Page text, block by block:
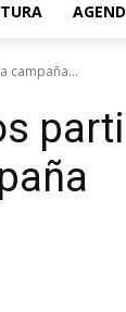
campaña...